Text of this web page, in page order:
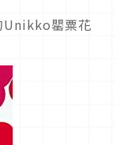
Unikko罌粟花